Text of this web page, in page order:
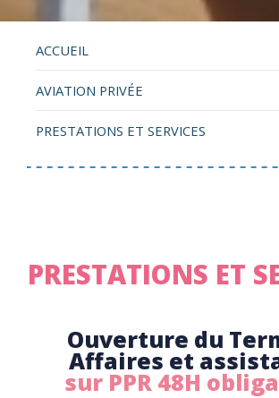
ACCUEIL
AVIATION PRIVÉE
PRESTATIONS ET SERVICES
PRESTATIONS ET
Ouverture du
Affaires et
sur PPR 48H